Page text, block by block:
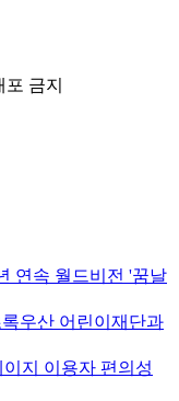
금지
연속 월드비전 '꿈날
우산 어린이재단과
지 이용자 편의성